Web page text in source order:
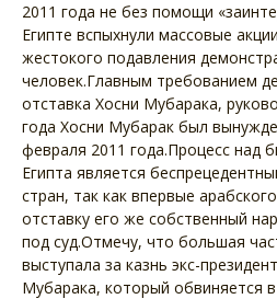
2011 года не без помощи
Египте вспыхнули массовые
жестокого подавления
человек.Главным требованием
отставка Хосни Мубарака,
года Хосни Мубарак был
февраля 2011 года.Процесс над
Египта является
стран, так как впервые
отставку его же собственный
под суд.Отмечу, что большая
выступала за казнь экс-
Мубарака, который обвиняется